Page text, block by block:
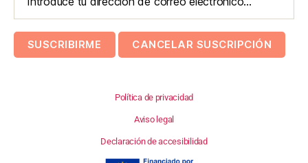
Política de privacidad
Aviso legal
Declaración de accesibilidad